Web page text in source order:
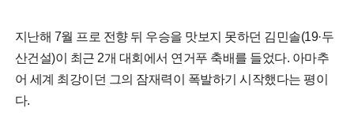
지난해 7월 프로 전향 뒤 우승을 맛보지 못하던 김민솔(19·두
산건설)이 최근 2개 대회에서 연거푸 축배를 들었다. 아마추
어 세계 최강이던 그의 잠재력이 폭발하기 시작했다는 평이
다.